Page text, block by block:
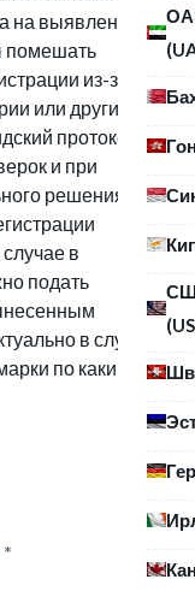
на выявление тех
помешать
из-за
или других
протокол;
и при
решения,
в
подать
в случае,
по каким-то